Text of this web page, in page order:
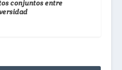
conjuntos entre